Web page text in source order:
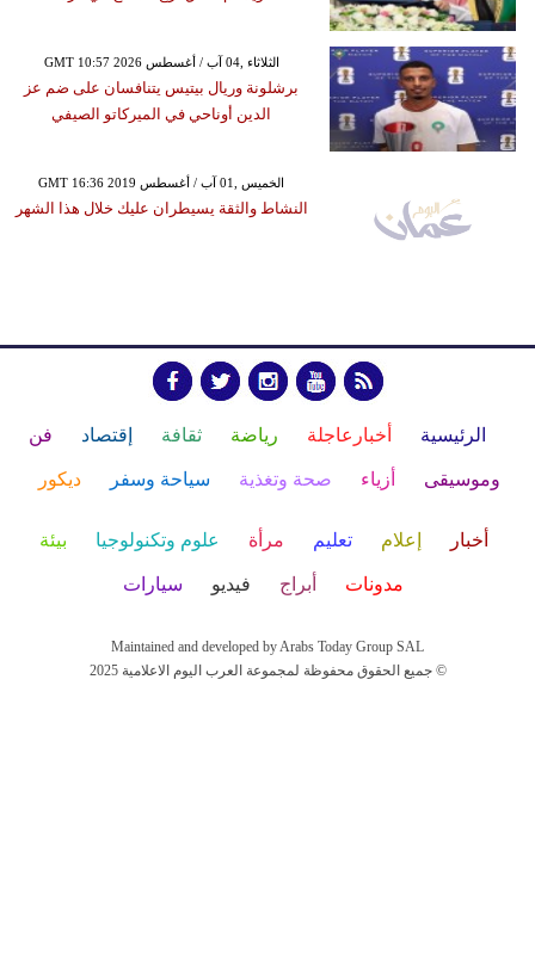
GMT 10:57 2026 الثلاثاء ,04 آب / أغسطس
برشلونة وريال بيتيس يتنافسان على ضم عز
الدين أوناحي في الميركاتو الصيفي
GMT 16:36 2019 الخميس ,01 آب / أغسطس
النشاط والثقة يسيطران عليك خلال هذا الشهر
الرئيسية أخبارعاجلة رياضة ثقافة إقتصاد فن
وموسيقى أزياء صحة وتغذية سياحة وسفر ديكور
أخبار إعلام تعليم مرأة علوم وتكنولوجيا بيئة
مدونات أبراج فيديو سيارات
Maintained and developed by Arabs Today Group SAL
جميع الحقوق محفوظة لمجموعة العرب اليوم الاعلامية 2025 ©